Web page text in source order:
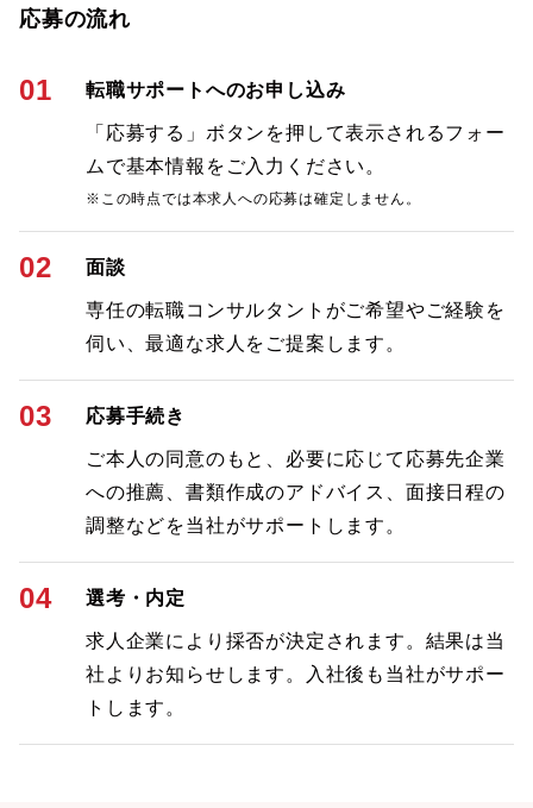
応募の流れ
01 転職サポートへのお申し込み
「応募する」ボタンを押して表示されるフォー
ムで基本情報をご入力ください。
※この時点では本求人への応募は確定しません。
02 面談
専任の転職コンサルタントがご希望やご経験を
伺い、最適な求人をご提案します。
03 応募手続き
ご本人の同意のもと、必要に応じて応募先企業
への推薦、書類作成のアドバイス、面接日程の
調整などを当社がサポートします。
04 選考・内定
求人企業により採否が決定されます。結果は当
社よりお知らせします。入社後も当社がサポー
トします。